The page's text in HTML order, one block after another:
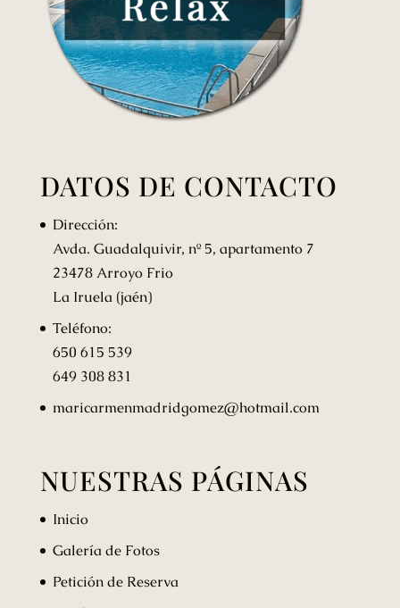
DATOS DE CONTACTO
Dirección:
Avda. Guadalquivir, nº 5, apartamento 7
23478 Arroyo Frio
La Iruela (jaén)
Teléfono:
650 615 539
649 308 831
maricarmenmadridgomez@hotmail.com
NUESTRAS PÁGINAS
Inicio
Galería de Fotos
Petición de Reserva